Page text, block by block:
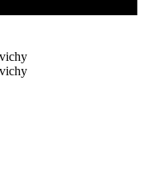
vichy
vichy